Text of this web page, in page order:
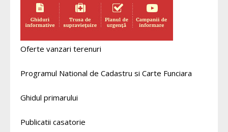
Oferte vanzari terenuri
Programul National de Cadastru si Carte Funciara
Ghidul primarului
Publicatii casatorie